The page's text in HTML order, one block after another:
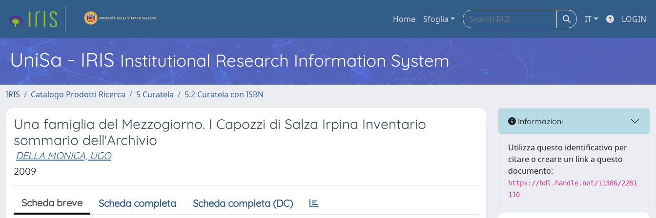
Home Sfoglia IT LOGIN
UniSa - IRIS Institutional Research Information System
IRIS Catalogo Prodotti Ricerca 5 Curatela 5.2 Curatela con ISBN
Una famiglia del Mezzogiorno. I Capozzi di Salza Irpina Inventario
sommario dell'Archivio
DELLA MONICA, UGO
2009
Scheda breve Scheda completa Scheda completa (DC)
Informazioni
Utilizza questo identificativo per
citare o creare un link a questo
documento:
https://hdl.handle.net/11386/2281
110